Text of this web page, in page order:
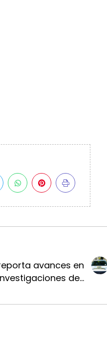
avances en
de...